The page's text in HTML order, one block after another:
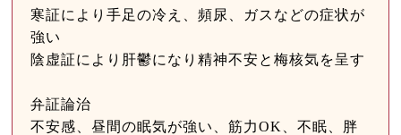
寒証により手足の冷え、頻尿、ガスなどの症状が
強い
陰虚証により肝鬱になり精神不安と梅核気を呈す
弁証論治
不安感、昼間の眠気が強い、筋力OK、不眠、胖